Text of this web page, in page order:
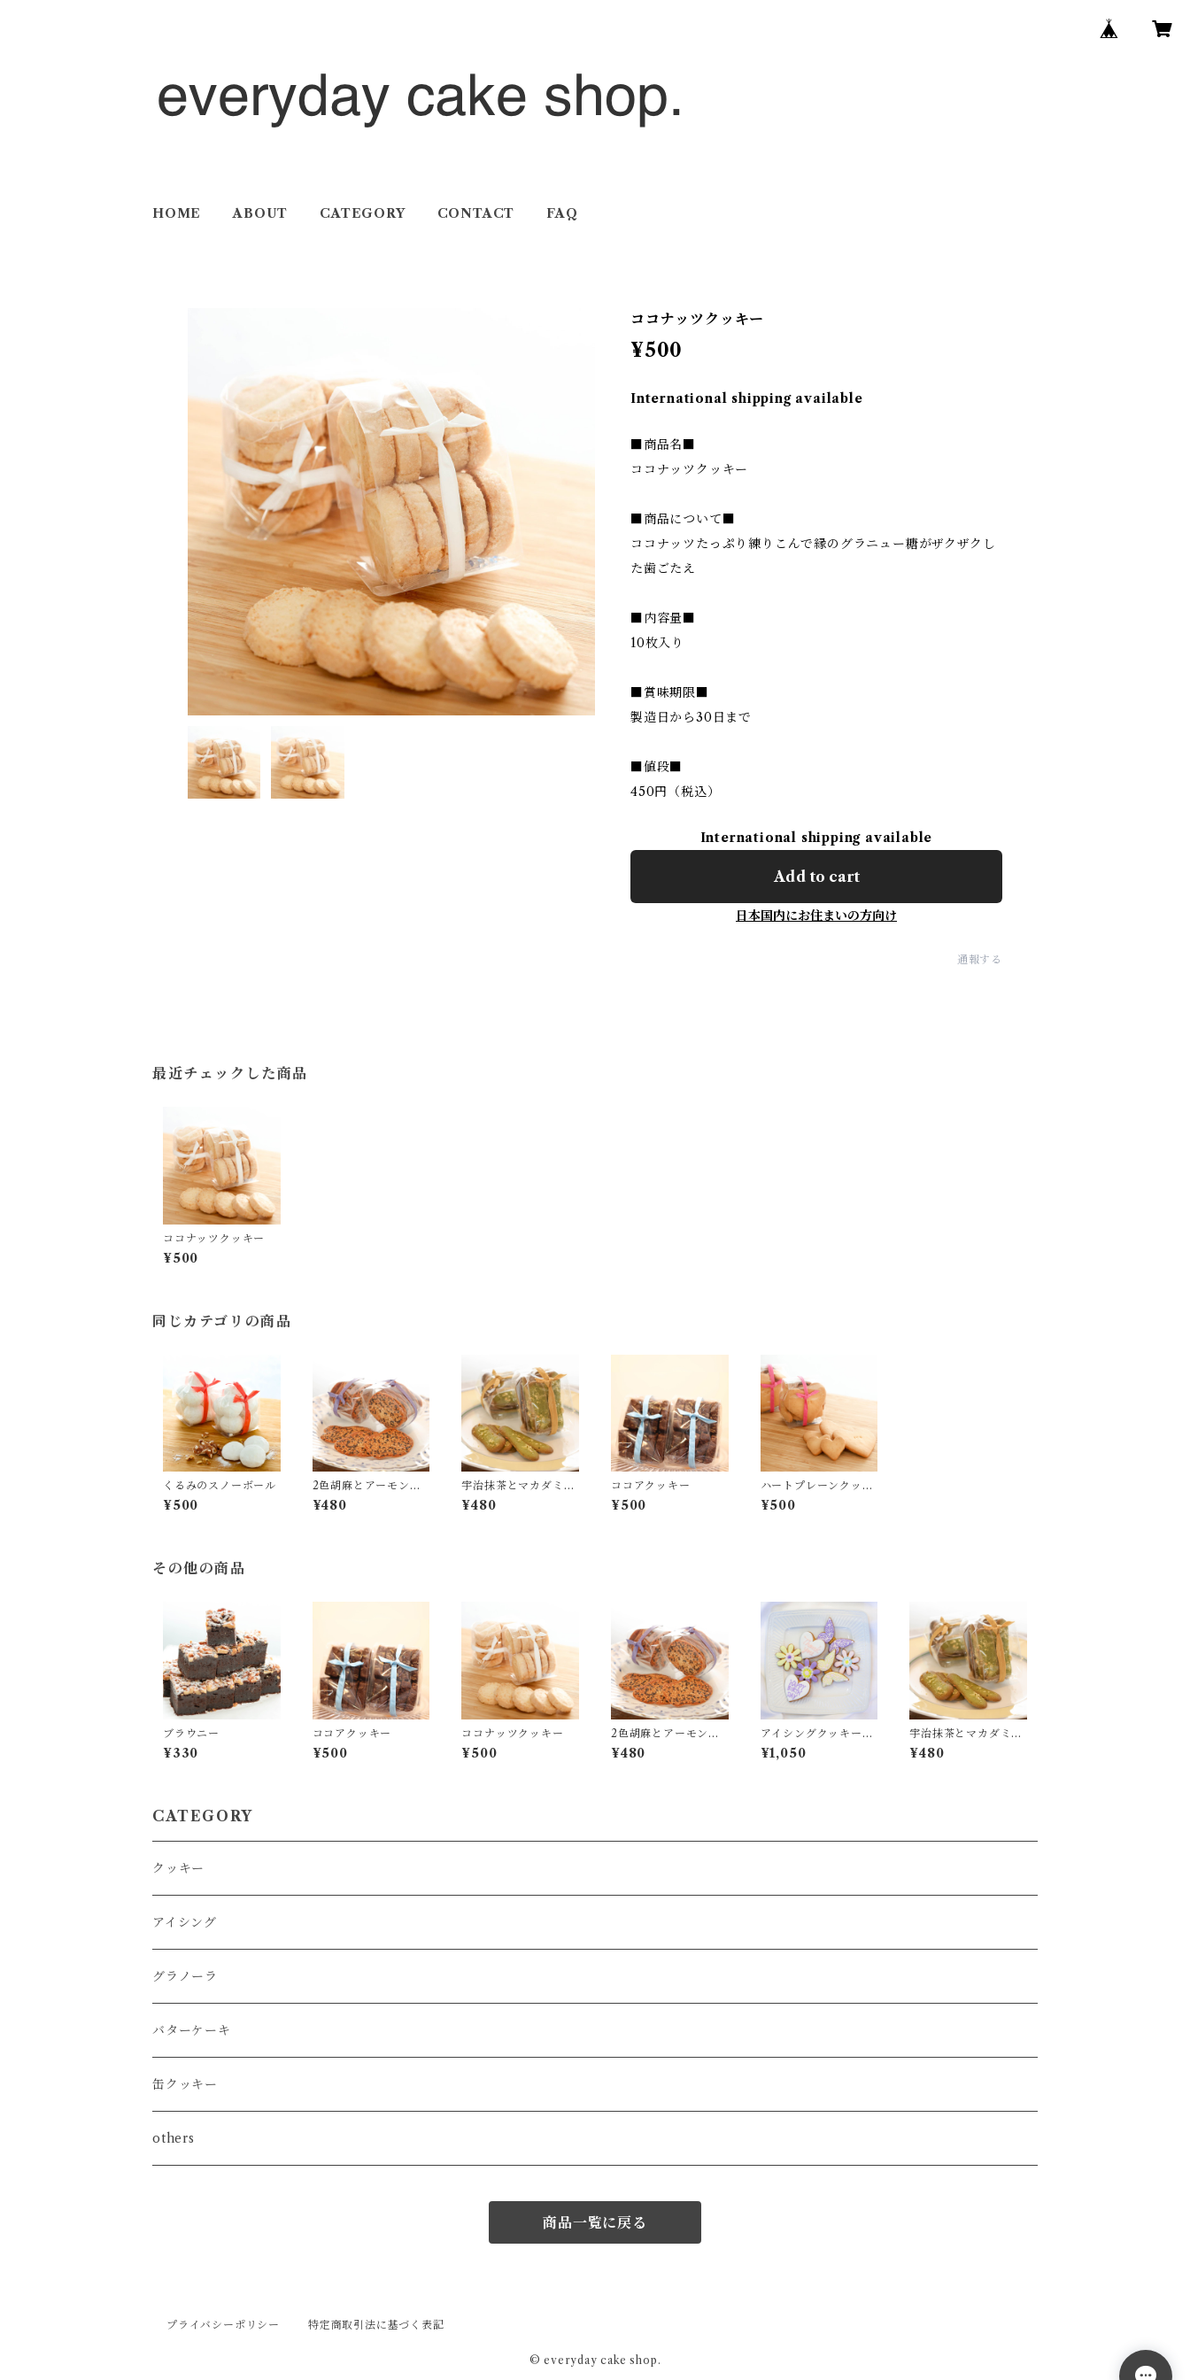
HOME ABOUT CATEGORY CONTACT FAQ
ココナッツクッキー
¥500
International shipping available
■商品名■
ココナッツクッキー
■商品について■
ココナッツたっぷり練りこんで縁のグラニュー糖がザクザクし
た歯ごたえ
■内容量■
10枚入り
■賞味期限■
製造日から30日まで
■値段■
450円（税込）
International shipping available
Add to cart
日本国内にお住まいの方向け
通報する
最近チェックした商品
ココナッツクッキー
¥500
同じカテゴリの商品
くるみのスノーボール
¥500
2色胡麻とアーモンド
のチュイール
¥480
宇治抹茶とマカダミア
ンナッツのラングドシ
ャ
¥480
ココアクッキー
¥500
ハートプレーンクッキ
ー
¥500
その他の商品
ブラウニー
¥330
ココアクッキー
¥500
ココナッツクッキー
¥500
2色胡麻とアーモンド
のチュイール
¥480
アイシングクッキー
（Thank you/Heart/
Flower/Butterfly）
¥1,050
宇治抹茶とマカダミア
ンナッツのラングドシ
ャ
¥480
CATEGORY
クッキー
アイシング
グラノーラ
バターケーキ
缶クッキー
others
商品一覧に戻る
プライバシーポリシー 特定商取引法に基づく表記
© everyday cake shop.